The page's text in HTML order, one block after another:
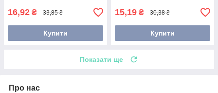
16,92 ₴ 33,85 ₴
Купити
15,19 ₴ 30,38 ₴
Купити
Показати ще
Про нас